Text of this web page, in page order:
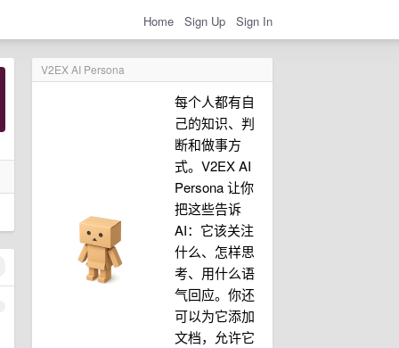
Home Sign Up Sign In
V2EX AI Persona
每个人都有自
己的知识、判
断和做事方
式。V2EX AI
Persona 让你
把这些告诉
AI：它该关注
什么、怎样思
考、用什么语
气回应。你还
可以为它添加
文档，允许它